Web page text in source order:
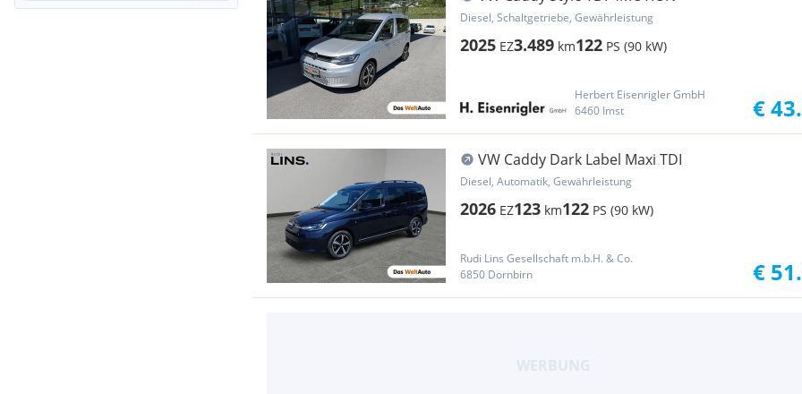
Diesel, Schaltgetriebe, Gewährleistung
2025 EZ3.489 km122 PS (90 kW)
Herbert Eisenrigler GmbH
6460 Imst
€
VW Caddy Dark Label Maxi TDI
Diesel, Automatik, Gewährleistung
2026 EZ123 km122 PS (90 kW)
Rudi Lins Gesellschaft m.b.H. & Co.
6850 Dornbirn
€